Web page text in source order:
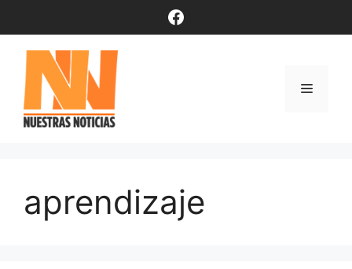
contenido
Facebook
Menú
aprendizaje